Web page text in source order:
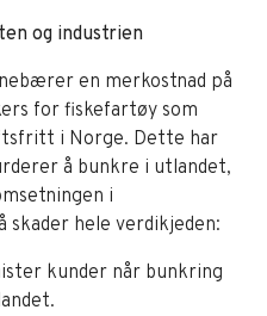
og industrien
en merkostnad på
for fiskefartøy som
i Norge. Dette har
å bunkre i utlandet,
i
skader hele verdikjeden:
kunder når bunkring